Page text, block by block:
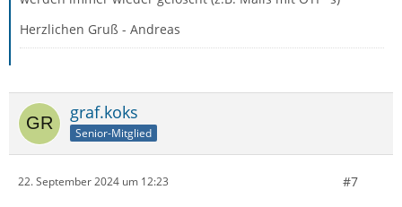
Herzlichen Gruß - Andreas
graf.koks
Senior-Mitglied
22. September 2024 um 12:23 #7